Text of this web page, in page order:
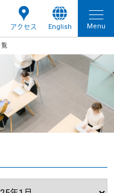
アクセス English Menu
覧